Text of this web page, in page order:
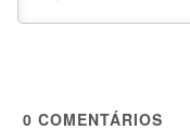
0 COMENTÁRIOS